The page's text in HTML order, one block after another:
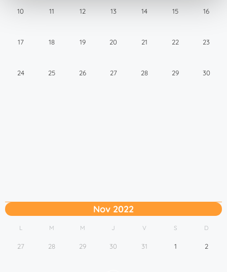
10 11 12 13 14 15 16
17 18 19 20 21 22 23
24 25 26 27 28 29 30
Nov 2022
L M M J V S D
27 28 29 30 31 1 2